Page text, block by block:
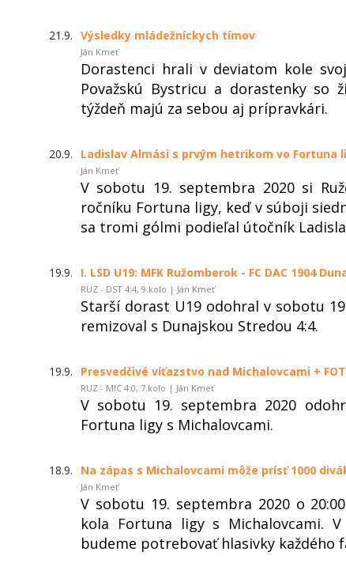
21.9. Výsledky mládežníckych tímov
Ján Kmeť
Dorastenci hrali v deviatom kole
Považskú Bystricu a dorastenky so
týždeň majú za sebou aj prípravkári.
20.9. Ladislav Almási s prvým hetrikom vo Fortuna
Ján Kmeť
V sobotu 19. septembra 2020 si
ročníku Fortuna ligy, keď v súboji
sa tromi gólmi podieľal útočník
19.9. I. LSD U19: MFK Ružomberok - FC DAC 1904
RUZ - DST 4:4, 9.kolo | Ján Kmeť
Starší dorast U19 odohral v sobotu
remizoval s Dunajskou Stredou 4:4.
19.9. Presvedčivé víťazstvo nad Michalovcami +
RUZ - MIC 4:0, 7.kolo | Ján Kmeť
V sobotu 19. septembra 2020
Fortuna ligy s Michalovcami.
18.9. Na zápas s Michalovcami môže prísť 1000
Ján Kmeť
V sobotu 19. septembra 2020 o
kola Fortuna ligy s Michalovcami.
budeme potrebovať hlasivky každého